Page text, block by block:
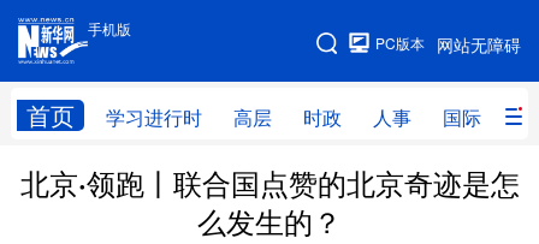
手机版
网站无障碍
PC版本
首页 学习进行时 高层 时政 人事 国际 财
手机版
网站地图
学习进行时 高层 时政 人事
财经 网评
北京·领跑丨联合国点赞的北京奇迹是怎
么发生的？